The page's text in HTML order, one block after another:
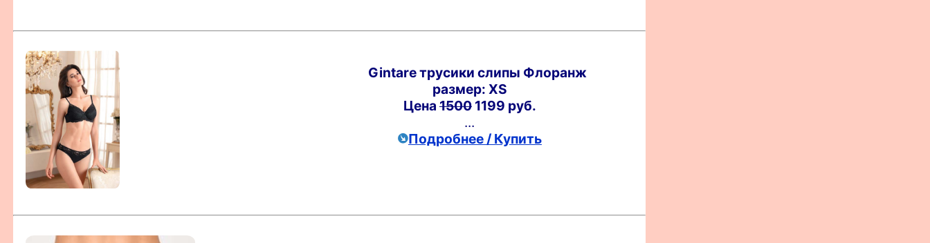
Gintare трусики слипы Флоранж
размер: XS
Цена 15001199 руб.
...
Подробнее / Купить